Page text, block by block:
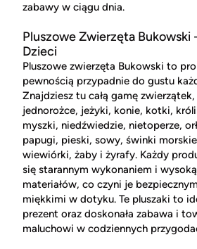
zabawy w ciągu dnia.
Pluszowe Zwierzęta Bukowski
Dzieci
Pluszowe zwierzęta Bukowski to
pewnością przypadnie do gustu
Znajdziesz tu całą gamę
jednorożce, jeżyki, konie, kotki,
myszki, niedźwiedzie, nietoperze,
papugi, pieski, sowy, świnki
wiewiórki, żaby i żyrafy. Każdy
się starannym wykonaniem i
materiałów, co czyni je
miękkimi w dotyku. Te pluszaki to
prezent oraz doskonała zabawa i
maluchowi w codziennych